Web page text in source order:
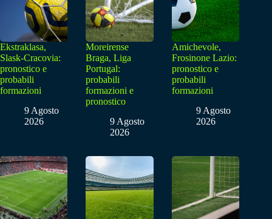
Ekstraklasa,
Slask-Cracovia:
pronostico e
probabili
formazioni
9 Agosto
2026
Moreirense
Braga, Liga
Portugal:
probabili
formazioni e
pronostico
9 Agosto
2026
Amichevole,
Frosinone Lazio:
pronostico e
probabili
formazioni
9 Agosto
2026